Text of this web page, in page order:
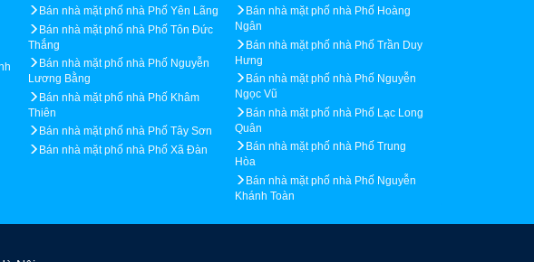
Bán nhà mặt phố nhà Phố Yên Lãng
Bán nhà mặt phố nhà Phố Tôn Đức
Thắng
Bán nhà mặt phố nhà Phố Nguyễn
Lương Bằng
Bán nhà mặt phố nhà Phố Khâm
Thiên
Bán nhà mặt phố nhà Phố Tây Sơn
Bán nhà mặt phố nhà Phố Xã Đàn
Bán nhà mặt phố nhà Phố Hoàng
Ngân
Bán nhà mặt phố nhà Phố Trần Duy
Hưng
Bán nhà mặt phố nhà Phố Nguyễn
Ngọc Vũ
Bán nhà mặt phố nhà Phố Lạc Long
Quân
Bán nhà mặt phố nhà Phố Trung
Hòa
Bán nhà mặt phố nhà Phố Nguyễn
Khánh Toàn